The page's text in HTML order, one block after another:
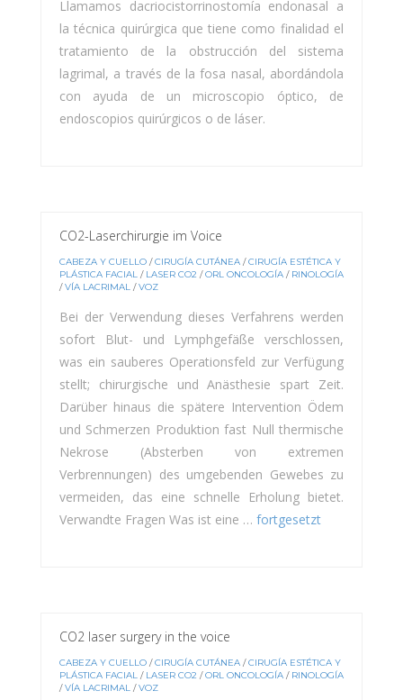
Llamamos dacriocistorrinostomía endonasal a
la técnica quirúrgica que tiene como finalidad el
tratamiento de la obstrucción del sistema
lagrimal, a través de la fosa nasal, abordándola
con ayuda de un microscopio óptico, de
endoscopios quirúrgicos o de láser.
CO2-Laserchirurgie im Voice
CABEZA Y CUELLO /CIRUGÍA CUTÁNEA /CIRUGÍA ESTÉTICA Y
PLÁSTICA FACIAL / LASER CO2 /ORL ONCOLOGÍA / RINOLOGÍA
/VÍA LACRIMAL /VOZ
Bei der Verwendung dieses Verfahrens werden
sofort Blut- und Lymphgefäße verschlossen,
was ein sauberes Operationsfeld zur Verfügung
stellt; chirurgische und Anästhesie spart Zeit.
Darüber hinaus die spätere Intervention Ödem
und Schmerzen Produktion fast Null thermische
Nekrose (Absterben von extremen
Verbrennungen) des umgebenden Gewebes zu
vermeiden, das eine schnelle Erholung bietet.
Verwandte Fragen Was ist eine … fortgesetzt
CO2 laser surgery in the voice
CABEZA Y CUELLO /CIRUGÍA CUTÁNEA /CIRUGÍA ESTÉTICA Y
PLÁSTICA FACIAL / LASER CO2 /ORL ONCOLOGÍA / RINOLOGÍA
/VÍA LACRIMAL /VOZ